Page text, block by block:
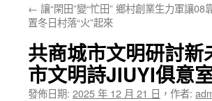
← 讓“閑田”變“忙田” 鄉村創業生力軍讓08
置冬日村落“火”起來
共商城市文明研討
市文明詩JIUYI俱意
發佈日期: 2025 年 12 月 21 日 ， 作者: